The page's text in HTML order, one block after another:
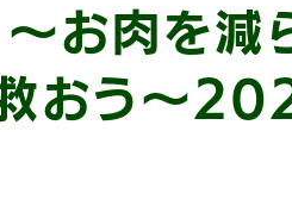
お肉を減
おう〜